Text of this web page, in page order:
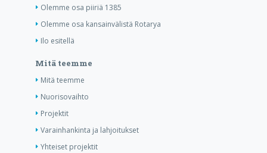
Olemme osa piiriä 1385
Olemme osa kansainvälistä Rotarya
Ilo esitellä
Mitä teemme
Mitä teemme
Nuorisovaihto
Projektit
Varainhankinta ja lahjoitukset
Yhteiset projektit